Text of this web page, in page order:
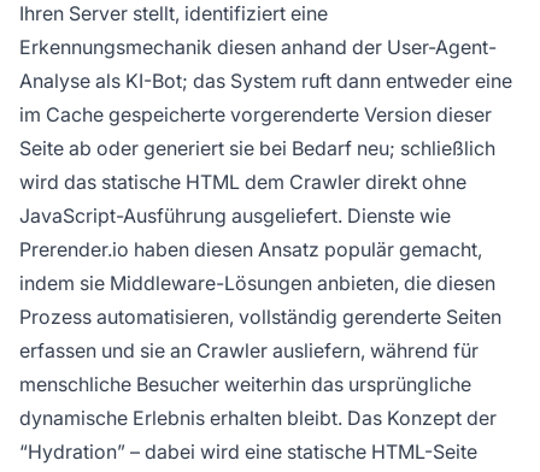
Ihren Server stellt, identifiziert eine
Erkennungsmechanik diesen anhand der User-Agent-
Analyse als KI-Bot; das System ruft dann entweder eine
im Cache gespeicherte vorgerenderte Version dieser
Seite ab oder generiert sie bei Bedarf neu; schließlich
wird das statische HTML dem Crawler direkt ohne
JavaScript-Ausführung ausgeliefert. Dienste wie
Prerender.io haben diesen Ansatz populär gemacht,
indem sie Middleware-Lösungen anbieten, die diesen
Prozess automatisieren, vollständig gerenderte Seiten
erfassen und sie an Crawler ausliefern, während für
menschliche Besucher weiterhin das ursprüngliche
dynamische Erlebnis erhalten bleibt. Das Konzept der
“Hydration” – dabei wird eine statische HTML-Seite